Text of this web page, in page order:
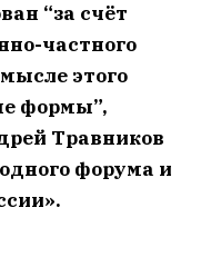
“за счёт
частного
этого
формы”,
Травников
форума и